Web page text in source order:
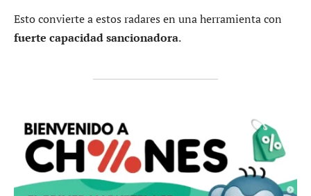
Esto convierte a estos radares en una herramienta con
fuerte capacidad sancionadora.